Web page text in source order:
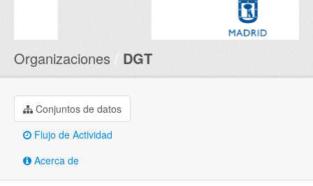
Organizaciones DGT
Conjuntos de datos
Flujo de Actividad
Acerca de